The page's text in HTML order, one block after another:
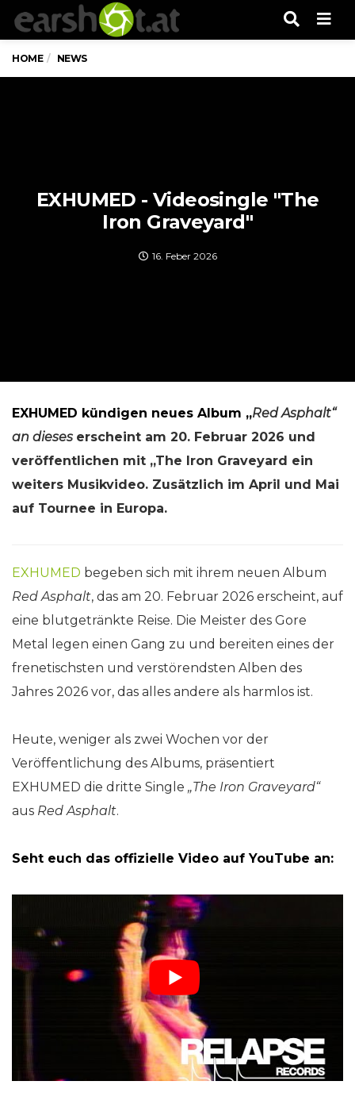
HOME NEWS
EXHUMED - Videosingle "The
Iron Graveyard"
16. Feber 2026
EXHUMED kündigen neues Album „Red Asphalt“
an dieses erscheint am 20. Februar 2026 und
veröffentlichen mit „The Iron Graveyard ein
weiters Musikvideo. Zusätzlich im April und Mai
auf Tournee in Europa.
EXHUMED begeben sich mit ihrem neuen Album
Red Asphalt, das am 20. Februar 2026 erscheint, auf
eine blutgetränkte Reise. Die Meister des Gore
Metal legen einen Gang zu und bereiten eines der
frenetischsten und verstörendsten Alben des
Jahres 2026 vor, das alles andere als harmlos ist.
Heute, weniger als zwei Wochen vor der
Veröffentlichung des Albums, präsentiert
EXHUMED die dritte Single „The Iron Graveyard“
aus Red Asphalt.
Seht euch das offizielle Video auf YouTube an: